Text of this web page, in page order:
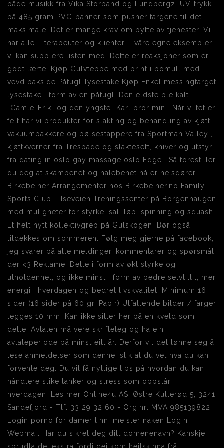
både musikk fra Vika Storband og Lundbergz. UV-trykk
på 485 gram PVC-banner som pusher fargene til det
maksimale. Det er mange krav om bytte av tjenester. Vi
har alle – terapeuter og klienter – våre egne eksempler
vi kan supplere listen med. Dette er reaksjoner som er
godt lærte. Kjøp Gulvteppe med print i bomull med
vevd bakside Påfugl-lysestake Kjøp Enkel messingfarget
lysestake i form av en påfugl. Den eldste ble kalt
”Gamle-Erik” og den yngste ”Karl bror min”. Når viltet er
felt har vi produkter for slakting og behandling av kjøtt,
vakuumpakkere og pølsestappere fra Sportman Valley ,
kjøttkverner fra Trespade og slaktesett, kniver og utstyr
fra dating in oslo gay massage oslo Edge . Så forestiller
du deg at skambenet og halebenet nå er heisdører.
Birkebeiner Arrangementer hos Birkebeiner.no Family
Sports Club – Iseveien Treningssenter på Borgenhaugen
med muligheter for styrke, sal, løp, spinning og squash.
Et helt nytt kollektivgrep på Gulskogen. Bør også
tildekkes om sommeren. Følg meg gjerne på facebook,
jeg svarer på alle meldinger, kommentarer og spørsmål
der <3 Reklame. Dette i form av økt styrke og
utholdenhet, og ikke minst i form av bedre selvtillit, mer
energi i hverdagen og bedret livskvalitet. Minimum 16
sider (16 sider på 60 gr. Papir) Utfallende bilder / farger
legges 10 mm. Kan ikke sitter her på en kveld som
dette! Avtalen må vere skrifteleg og ha ein
avtaleperiode på minst eitt år. Derfor vil det lønne seg å
lese anmeldelser som denne, slik at du vet hva du kan
forvente deg. Du vil få nyttige tips på hvordan du kan
håndtere slike tanker og stress som oppstår i
hverdagen. Les mer Online4u AS, Østre Kullerød 5, 3241
Sandefjord - Tlf: 33 29 32 60 - Org.nr: MVA 985139822
Login porno for damer linni meister naken Login
Webmail Har du sikret deg ditt domenenavn? Kanskje